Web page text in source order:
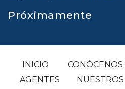
Próximamente
INICIO CONÓCENOS
AGENTES